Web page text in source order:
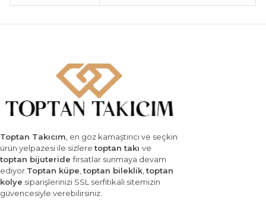
Toptan Takıcım, en göz kamaştırıcı ve seçkin
ürün yelpazesi ile sizleretoptan takı ve
toptan bijuteridefırsatlar sunmaya devam
ediyor.Toptan küpe,toptan bileklik,toptan
kolye siparişlerinizi SSL serfitikali sitemizin
güvencesiyle verebilirsiniz.